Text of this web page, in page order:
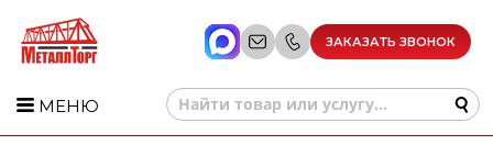
ЗАКАЗАТЬ ЗВОНОК
МЕНЮ